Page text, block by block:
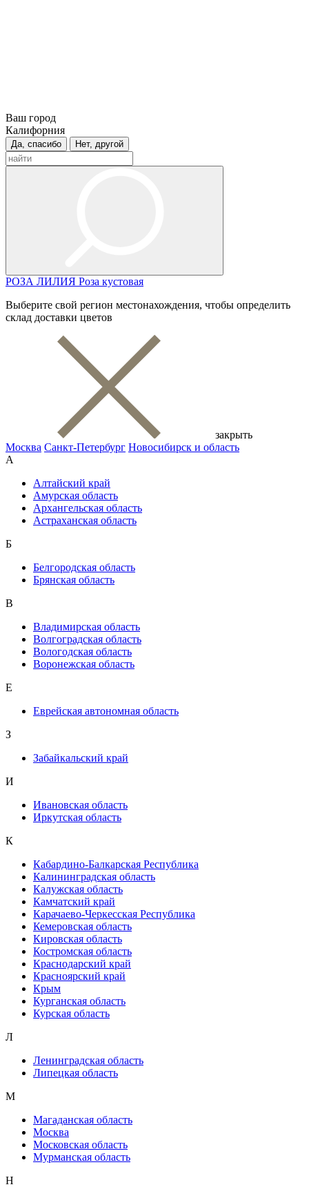
Ваш город
Калифорния
Да, спасибо Нет, другой
РОЗА ЛИЛИЯ Роза кустовая
Выберите свой регион местонахождения, чтобы определить
склад доставки цветов
закрыть
Москва Санкт-Петербург Новосибирск и область
А
Алтайский край
Амурская область
Архангельская область
Астраханская область
Б
Белгородская область
Брянская область
В
Владимирская область
Волгоградская область
Вологодская область
Воронежская область
Е
Еврейская автономная область
З
Забайкальский край
И
Ивановская область
Иркутская область
К
Кабардино-Балкарская Республика
Калининградская область
Калужская область
Камчатский край
Карачаево-Черкесская Республика
Кемеровская область
Кировская область
Костромская область
Краснодарский край
Красноярский край
Крым
Курганская область
Курская область
Л
Ленинградская область
Липецкая область
М
Магаданская область
Москва
Московская область
Мурманская область
Н